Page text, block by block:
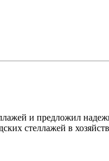
и предложил
стеллажей в